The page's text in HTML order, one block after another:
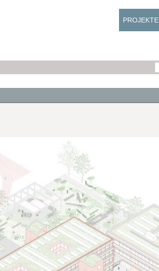
PROJEKTE